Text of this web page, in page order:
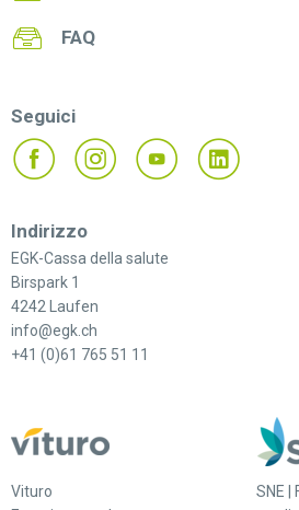
FAQ
Seguici
Indirizzo
EGK-Cassa della salute
Birspark 1
4242 Laufen
info@egk.ch
+41 (0)61 765 51 11
Vituro
SNE |